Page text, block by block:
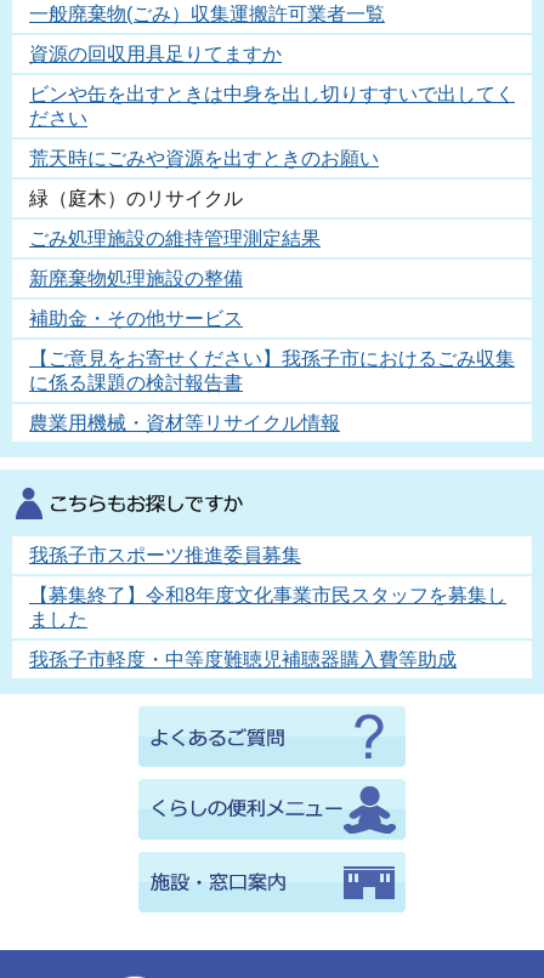
一般廃棄物(ごみ）収集運搬許可業者一覧
資源の回収用具足りてますか
ビンや缶を出すときは中身を出し切りすすいで出してく
ださい
荒天時にごみや資源を出すときのお願い
緑（庭木）のリサイクル
ごみ処理施設の維持管理測定結果
新廃棄物処理施設の整備
補助金・その他サービス
【ご意見をお寄せください】我孫子市におけるごみ収集
に係る課題の検討報告書
農業用機械・資材等リサイクル情報
我孫子市スポーツ推進委員募集
【募集終了】令和8年度文化事業市民スタッフを募集し
ました
我孫子市軽度・中等度難聴児補聴器購入費等助成